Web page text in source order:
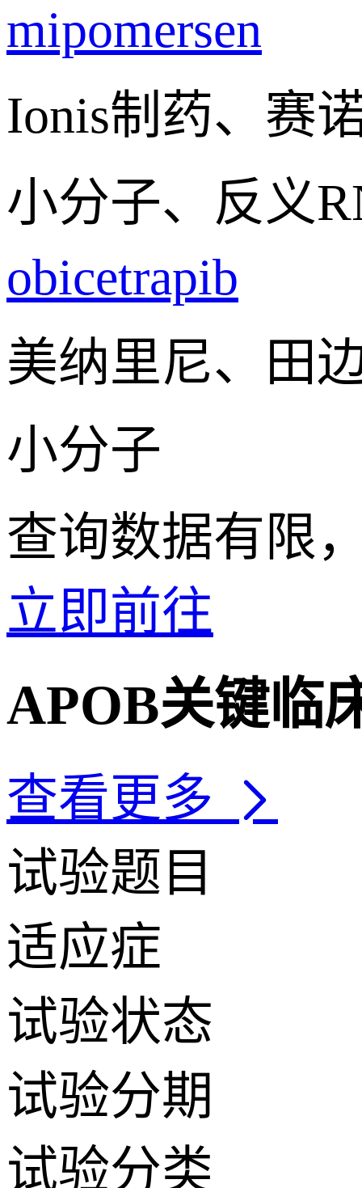
mipomersen
Ionis制药、赛
小分子、反义
obicetrapib
美纳里尼、田
小分子
查询数据有限
立即前往
APOB关键临
查看更多
试验题目
适应症
试验状态
试验分期
试验分类